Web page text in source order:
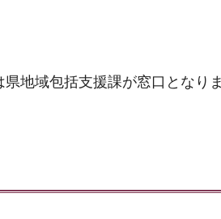
地域包括支援課が窓口となりま